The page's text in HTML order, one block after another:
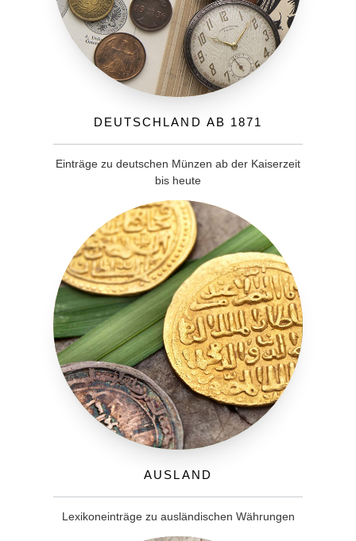
Deutschland ab 1871
Einträge zu deutschen Münzen ab der Kaiserzeit
bis heute
Ausland
Lexikoneinträge zu ausländischen Währungen